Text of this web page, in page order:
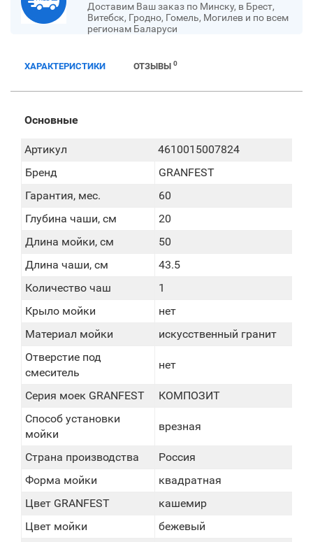
Доставим Ваш заказ по Минску, в Брест,
Витебск, Гродно, Гомель, Могилев и по всем
регионам Баларуси
ХАРАКТЕРИСТИКИ ОТЗЫВЫ 0
Основные
Артикул
4610015007824
Бренд
GRANFEST
Гарантия, мес.
60
Глубина чаши, см
20
Длина мойки, см
50
Длина чаши, см
43.5
Количество чаш
1
Крыло мойки
нет
Материал мойки
искусственный гранит
Отверстие под
смеситель
нет
Серия моек GRANFEST
КОМПОЗИТ
Способ установки
мойки
врезная
Страна производства
Россия
Форма мойки
квадратная
Цвет GRANFEST
кашемир
Цвет мойки
бежевый